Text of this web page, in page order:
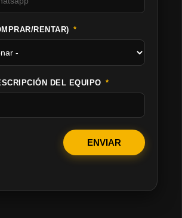
RENTAR)
DEL EQUIPO
ENVIAR